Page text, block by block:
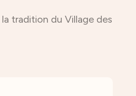
tradition du Village des